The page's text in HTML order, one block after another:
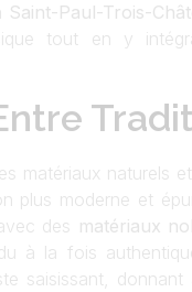
Saint-Paul-Trois-
tout en y
matériaux naturels
plus moderne et
des matériaux
à la fois
saisissant,